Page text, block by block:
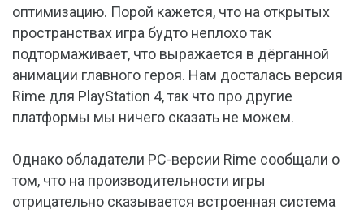
оптимизацию. Порой кажется, что на открытых
пространствах игра будто неплохо так
подтормаживает, что выражается в дёрганной
анимации главного героя. Нам досталась версия
Rime для PlayStation 4, так что про другие
платформы мы ничего сказать не можем.
Однако обладатели PC-версии Rime сообщали о
том, что на производительности игры
отрицательно сказывается встроенная система